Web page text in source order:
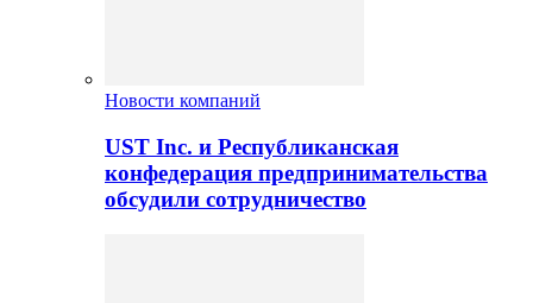
Новости компаний
UST Inc. и Республиканская
конфедерация предпринимательства
обсудили сотрудничество